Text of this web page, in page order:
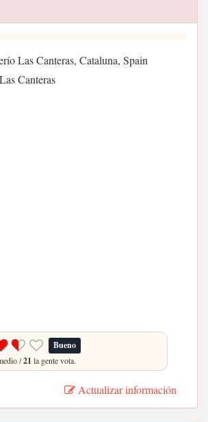
Las Canteras, Cataluna, Spain
Canteras
Bueno
/21 la gente vota.
Actualizar información